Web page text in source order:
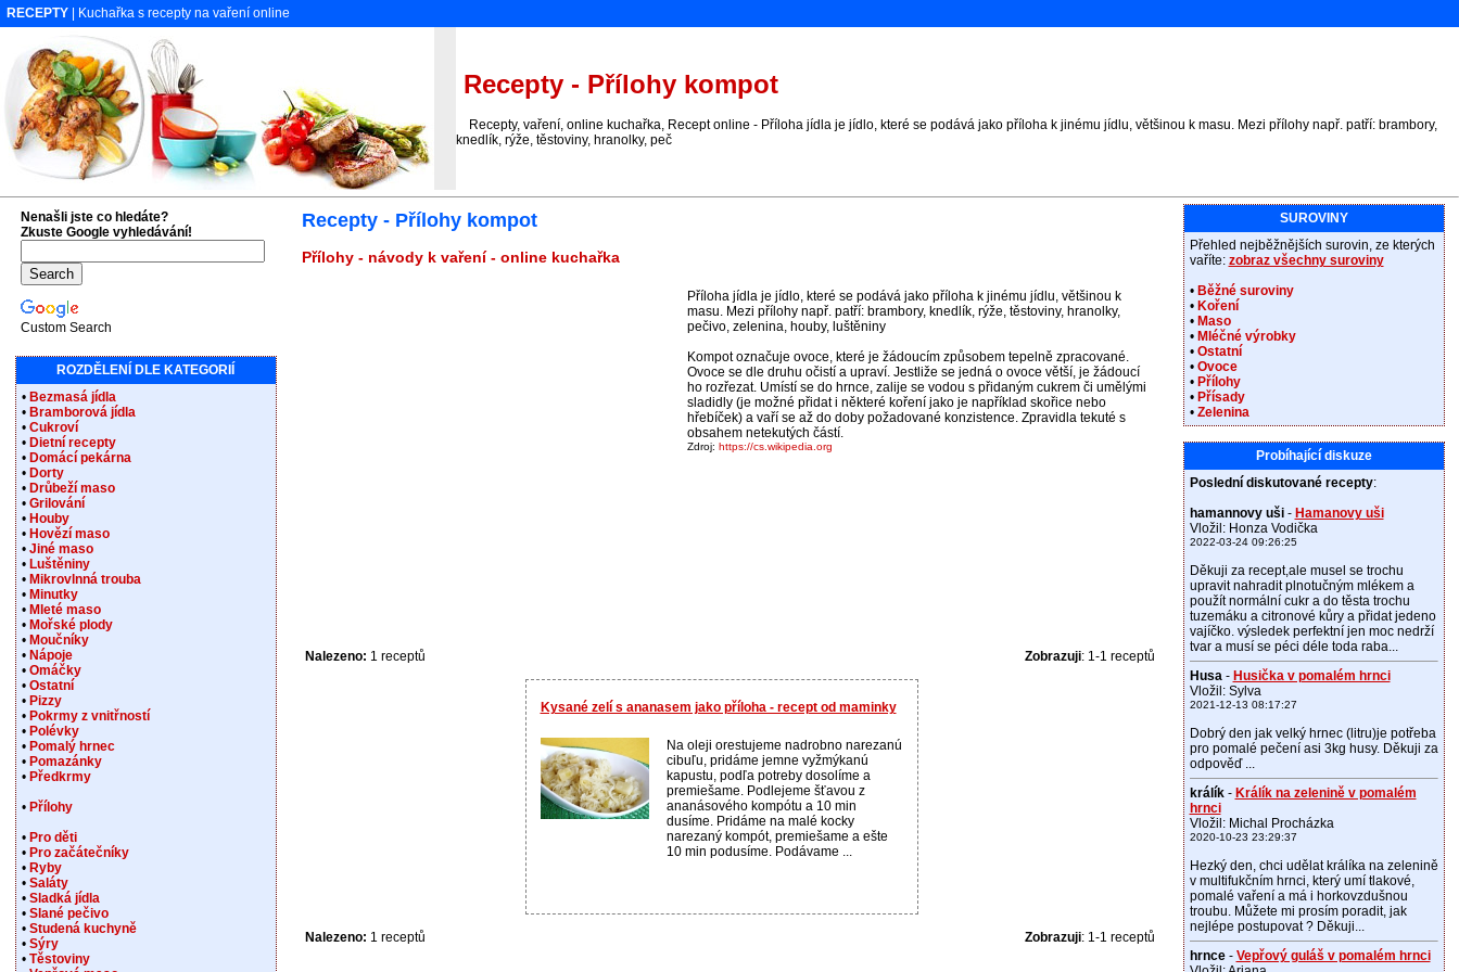
RECEPTY | Kuchařka s recepty na vaření online
Recepty - Přílohy kompot
Recepty, vaření, online kuchařka, Recept online - Příloha jídla je jídlo, které se podává jako příloha k jinému jídlu, většinou k masu. Mezi přílohy např. patří: brambory,
knedlík, rýže, těstoviny, hranolky, peč
Recepty - Přílohy kompot
Přílohy - návody k vaření - online kuchařka
Příloha jídla je jídlo, které se podává jako příloha k jinému jídlu, většinou k
masu. Mezi přílohy např. patří: brambory, knedlík, rýže, těstoviny, hranolky,
pečivo, zelenina, houby, luštěniny
Kompot označuje ovoce, které je žádoucím způsobem tepelně zpracované.
Ovoce se dle druhu očistí a upraví. Jestliže se jedná o ovoce větší, je žádoucí
ho rozřezat. Umístí se do hrnce, zalije se vodou s přidaným cukrem či umělými
sladidly (je možné přidat i některé koření jako je například skořice nebo
hřebíček) a vaří se až do doby požadované konzistence. Zpravidla tekuté s
obsahem netekutých částí.
Zdroj: https://cs.wikipedia.org
Nalezeno: 1 receptů Zobrazuji: 1-1 receptů
Kysané zelí s ananasem jako příloha - recept od maminky
Na oleji orestujeme nadrobno narezanú
cibuľu, pridáme jemne vyžmýkanú
kapustu, podľa potreby dosolíme a
premiešame. Podlejeme šťavou z
ananásového kompótu a 10 min
dusíme. Pridáme na malé kocky
narezaný kompót, premiešame a ešte
10 min podusíme. Podávame ...
Nalezeno: 1 receptů Zobrazuji: 1-1 receptů
Nenašli jste co hledáte?
Zkuste Google vyhledávání!
Custom Search
ROZDĚLENÍ DLE KATEGORIÍ
• Bezmasá jídla
• Bramborová jídla
• Cukroví
• Dietní recepty
• Domácí pekárna
• Dorty
• Drůbeží maso
• Grilování
• Houby
• Hovězí maso
• Jiné maso
• Luštěniny
• Mikrovlnná trouba
• Minutky
• Mleté maso
• Mořské plody
• Moučníky
• Nápoje
• Omáčky
• Ostatní
• Pizzy
• Pokrmy z vnitřností
• Polévky
• Pomalý hrnec
• Pomazánky
• Předkrmy
• Přílohy
• Pro děti
• Pro začátečníky
• Ryby
• Saláty
• Sladká jídla
• Slané pečivo
• Studená kuchyně
• Sýry
• Těstoviny
SUROVINY
Přehled nejběžnějších surovin, ze kterých
vaříte: zobraz všechny suroviny
• Běžné suroviny
• Koření
• Maso
• Mléčné výrobky
• Ostatní
• Ovoce
• Přílohy
• Přísady
• Zelenina
Probíhající diskuze
Poslední diskutované recepty:
hamannovy uši- Hamanovy uši
Vložil: Honza Vodička
2022-03-24 09:26:25
Děkuji za recept,ale musel se trochu
upravit nahradit plnotučným mlékem a
použít normální cukr a do těsta trochu
tuzemáku a citronové kůry a přidat jedeno
vajíčko. výsledek perfektní jen moc nedrží
tvar a musí se péci déle toda raba...
Husa- Husička v pomalém hrnci
Vložil: Sylva
2021-12-13 08:17:27
Dobrý den jak velký hrnec (litru)je potřeba
pro pomalé pečení asi 3kg husy. Děkuji za
odpověď ...
králík- Králík na zelenině v pomalém
hrnci
Vložil: Michal Procházka
2020-10-23 23:29:37
Hezký den, chci udělat králíka na zelenině
v multifukčním hrnci, který umí tlakové,
pomalé vaření a má i horkovzdušnou
troubu. Můžete mi prosím poradit, jak
nejlépe postupovat ? Děkuji...
hrnce- Vepřový guláš v pomalém hrnci